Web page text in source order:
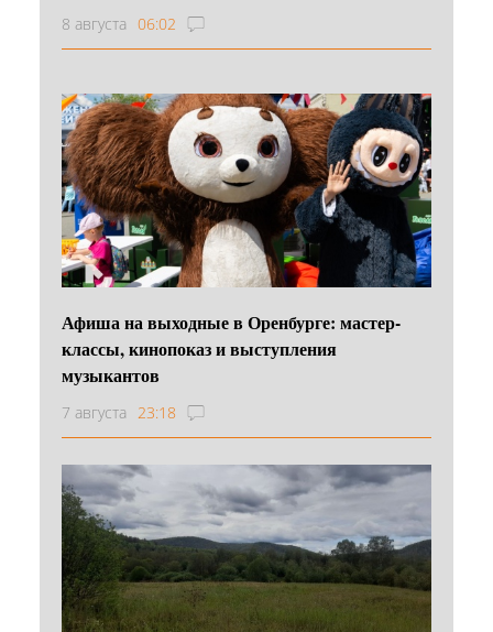
8 августа 06:02
Афиша на выходные в Оренбурге: мастер-
классы, кинопоказ и выступления
музыкантов
7 августа 23:18